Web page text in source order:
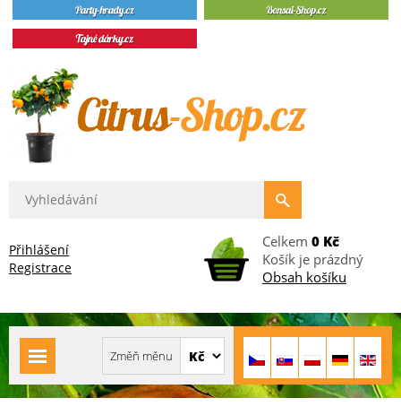
Přihlášení
Registrace
Celkem 0 Kč
Košík je prázdný
Obsah košíku